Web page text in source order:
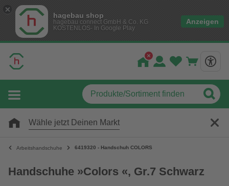
hagebau shop
hagebau connect GmbH & Co. KG
KOSTENLOS- In Google Play
Anzeigen
Wähle jetzt Deinen Markt
Arbeitshandschuhe 6419320 - Handschuh COLORS
Handschuhe »Colors «, Gr.7 Schwarz